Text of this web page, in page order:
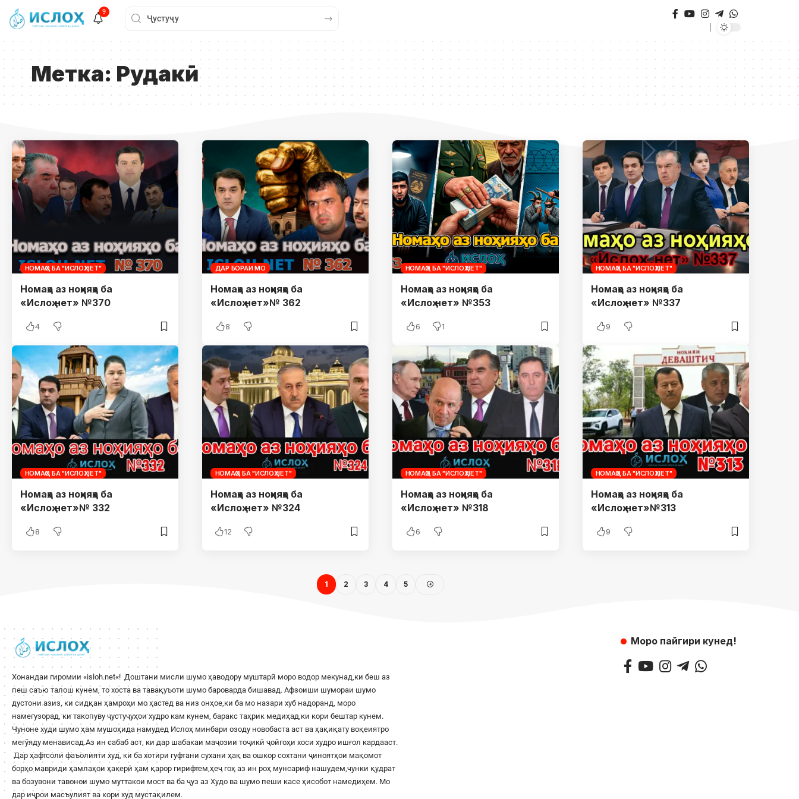
9
Метка: Рудакӣ
НОМАҲО БА "ИСЛОҲ.НЕТ"
Номаҳо аз ноҳияҳо ба
«Ислоҳ.нет» №370
4
ДАР БОРАИ МО
Номаҳо аз ноҳияҳо ба
«Ислоҳ.нет»№ 362
8
НОМАҲО БА "ИСЛОҲ.НЕТ"
Номаҳо аз ноҳияҳо ба
«Ислоҳ.нет» №353
6 1
НОМАҲО БА "ИСЛОҲ.НЕТ"
Номаҳо аз ноҳияҳо ба
«Ислоҳ.нет» №337
9
НОМАҲО БА "ИСЛОҲ.НЕТ"
Номаҳо аз ноҳияҳо ба
«Ислоҳ.нет»№ 332
8
НОМАҲО БА "ИСЛОҲ.НЕТ"
Номаҳо аз ноҳияҳо ба
«Ислоҳ.нет» №324
12
НОМАҲО БА "ИСЛОҲ.НЕТ"
Номаҳо аз ноҳияҳо ба
«Ислоҳ.нет» №318
6
НОМАҲО БА "ИСЛОҲ.НЕТ"
Номаҳо аз ноҳияҳо ба
«Ислоҳ.нет»№313
9
1 2 3 4 5
Хонандаи гиромии «isloh.net«! Доштани мисли шумо ҳаводору муштарӣ моро водор мекунад,ки беш аз
пеш саъю талош кунем, то хоста ва тавақуъоти шумо бароварда бишавад. Афзоиши шумораи шумо
дустони азиз, ки сидқан ҳамроҳи мо ҳастед ва низ онҳое,ки ба мо назари хуб надоранд, моро
намегузорад, ки такопуву ҷустуҷуҳои худро кам кунем, баракс таҳрик медиҳад,ки кори бештар кунем.
Чуноне худи шумо ҳам мушоҳида намудед Ислоҳ минбари озоду новобаста аст ва ҳақиқату воқеиятро
мегӯяду менависад.Аз ин сабаб аст, ки дар шабакаи маҷозии тоҷикӣ ҷойгоҳи хоси худро ишғол кардааст.
Дар ҳафтсоли фаъолияти худ, ки ба хотири гуфтани сухани ҳақ ва ошкор сохтани ҷиноятҳои мақомот
борҳо мавриди ҳамлаҳои ҳакерӣ ҳам қарор гирифтем,ҳеҷ гоҳ аз ин роҳ мунсариф нашудем,чунки қудрат
ва бозувони тавонои шумо муттакои мост ва ба ҷуз аз Худо ва шумо пеши касе ҳисобот намедиҳем. Мо
дар иҷрои масъулият ва кори худ мустақилем.
Моро пайгири кунед!